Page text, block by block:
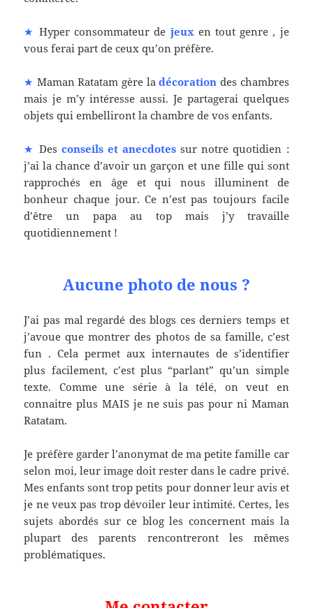
★ Hyper consommateur de jeuxen tout genre , je
vous ferai part de ceux qu’on préfère.
★ Maman Ratatam gère ladécoration des chambres
mais je m’y intéresse aussi. Je partagerai quelques
objets qui embelliront la chambre de vos enfants.
★ Des conseils et anecdotes sur notre quotidien :
j’ai la chance d’avoir un garçon et une fille qui sont
rapprochés en âge et qui nous illuminent de
bonheur chaque jour. Ce n’est pas toujours facile
d’être un papa au top mais j’y travaille
quotidiennement !
Aucune photo de nous ?
J’ai pas mal regardé des blogs ces derniers temps et
j’avoue que montrer des photos de sa famille, c’est
fun . Cela permet aux internautes de s’identifier
plus facilement, c’est plus “parlant” qu’un simple
texte. Comme une série à la télé, on veut en
connaitre plus MAIS je ne suis pas pour ni Maman
Ratatam.
Je préfère garder l’anonymat de ma petite famille car
selon moi, leur image doit rester dans le cadre privé.
Mes enfants sont trop petits pour donner leur avis et
je ne veux pas trop dévoiler leur intimité. Certes, les
sujets abordés sur ce blog les concernent mais la
plupart des parents rencontreront les mêmes
problématiques.